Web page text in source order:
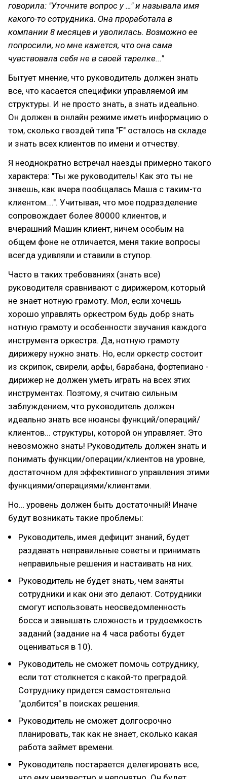
говорила: "Уточните вопрос у …" и называла имя
какого-то сотрудника. Она проработала в
компании 8 месяцев и уволилась. Возможно ее
попросили, но мне кажется, что она сама
чувствовала себя не в своей тарелке..."
Бытует мнение, что руководитель должен знать
все, что касается специфики управляемой им
структуры. И не просто знать, а знать идеально.
Он должен в онлайн режиме иметь информацию о
том, сколько гвоздей типа "F" осталось на складе
и знать всех клиентов по имени и отчеству.
Я неоднократно встречал наезды примерно такого
характера: "Ты же руководитель! Как это ты не
знаешь, как вчера пообщалась Маша с таким-то
клиентом….". Учитывая, что мое подразделение
сопровождает более 80000 клиентов, и
вчерашний Машин клиент, ничем особым на
общем фоне не отличается, меня такие вопросы
всегда удивляли и ставили в ступор.
Часто в таких требованиях (знать все)
руководителя сравнивают с дирижером, который
не знает нотную грамоту. Мол, если хочешь
хорошо управлять оркестром будь добр знать
нотную грамоту и особенности звучания каждого
инструмента оркестра. Да, нотную грамоту
дирижеру нужно знать. Но, если оркестр состоит
из скрипок, свирели, арфы, барабана, фортепиано -
дирижер не должен уметь играть на всех этих
инструментах. Поэтому, я считаю сильным
заблуждением, что руководитель должен
идеально знать все нюансы функций/операций/
клиентов... структуры, которой он управляет. Это
невозможно знать! Руководитель должен знать и
понимать функции/операции/клиентов на уровне,
достаточном для эффективного управления этими
функциями/операциями/клиентами.
Но… уровень должен быть достаточный! Иначе
будут возникать такие проблемы:
Руководитель, имея дефицит знаний, будет
раздавать неправильные советы и принимать
неправильные решения и настаивать на них.
Руководитель не будет знать, чем заняты
сотрудники и как они это делают. Сотрудники
смогут использовать неосведомленность
босса и завышать сложность и трудоемкость
заданий (задание на 4 часа работы будет
оцениваться в 10).
Руководитель не сможет помочь сотруднику,
если тот столкнется с какой-то преградой.
Сотруднику придется самостоятельно
"долбится" в поисках решения.
Руководитель не сможет долгосрочно
планировать, так как не знает, сколько какая
работа займет времени.
Руководитель постарается делегировать все,